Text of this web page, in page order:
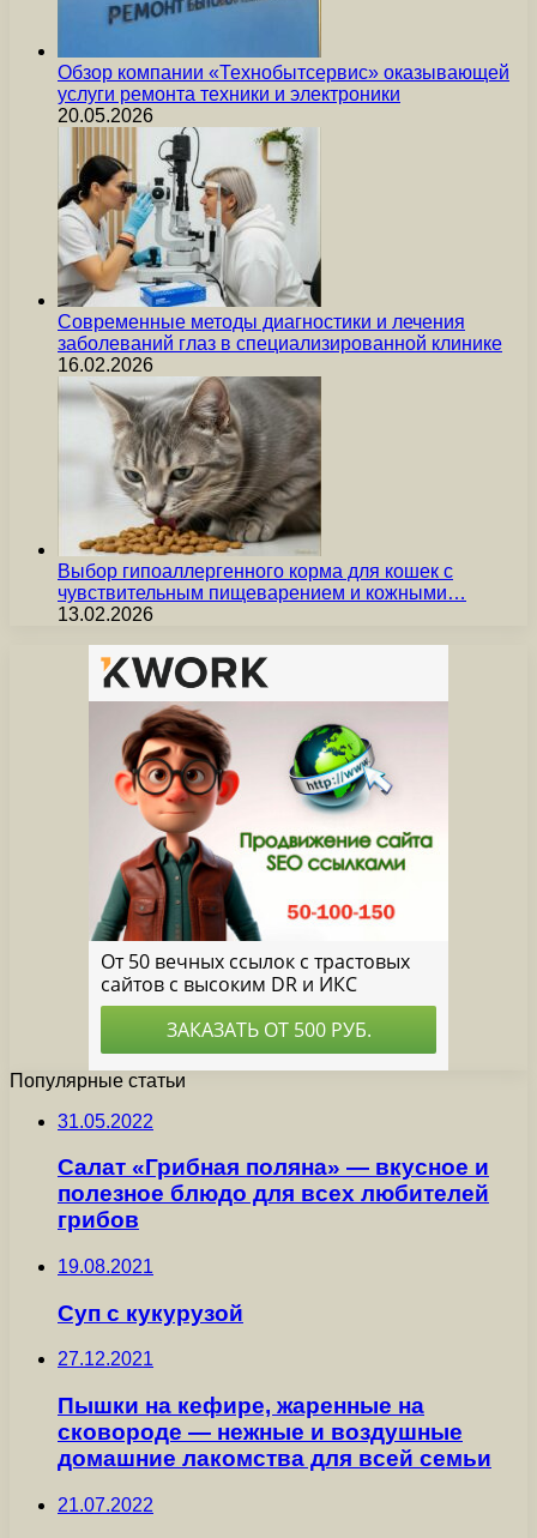
Обзор компании «Технобытсервис» оказывающей
услуги ремонта техники и электроники
20.05.2026
Современные методы диагностики и лечения
заболеваний глаз в специализированной клинике
16.02.2026
Выбор гипоаллергенного корма для кошек с
чувствительным пищеварением и кожными…
13.02.2026
Популярные статьи
31.05.2022
Салат «Грибная поляна» — вкусное и
полезное блюдо для всех любителей
грибов
19.08.2021
Суп с кукурузой
27.12.2021
Пышки на кефире, жаренные на
сковороде — нежные и воздушные
домашние лакомства для всей семьи
21.07.2022